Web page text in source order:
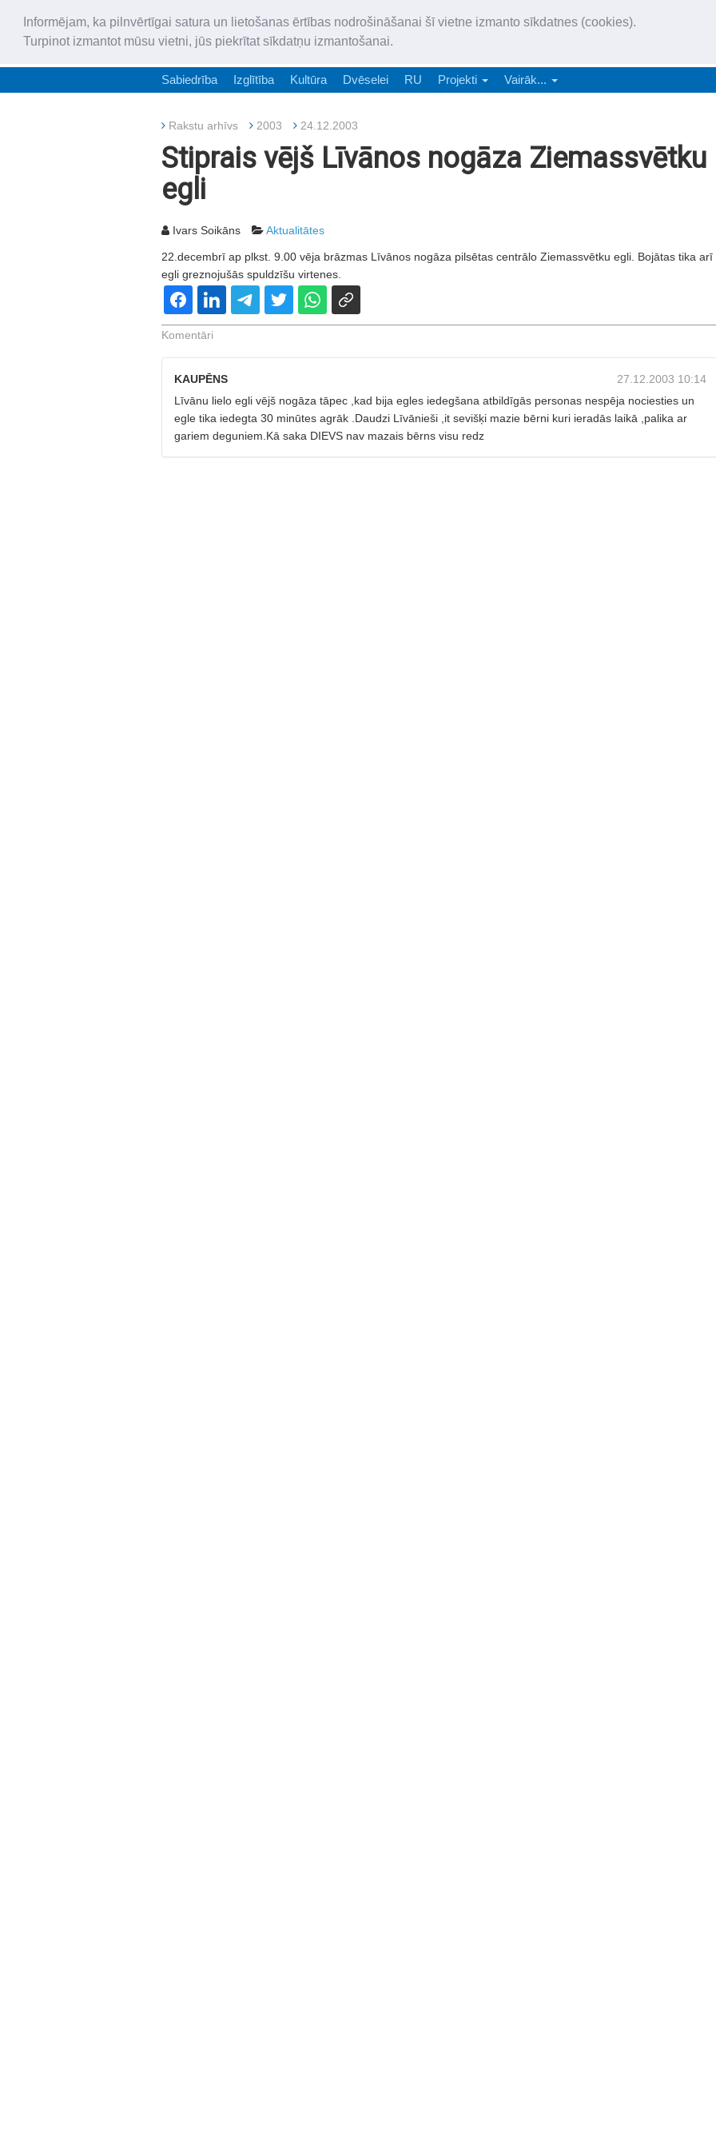
Informējam, ka pilnvērtīgai satura un lietošanas ērtības nodrošināšanai šī vietne izmanto sīkdatnes (cookies).
Turpinot izmantot mūsu vietni, jūs piekrītat sīkdatņu izmantošanai.
„Latgales Laiks” latviešu valodā aptver Daugavpils valstspilsētu,
Sabiedrība Izglītība Kultūra Dvēselei RU Projekti Vairāk...
Rakstu arhīvs 2003 24.12.2003
Stiprais vējš Līvānos nogāza Ziemassvētku
egli
Ivars Soikāns Aktualitātes
22.decembrī ap plkst. 9.00 vēja brāzmas Līvānos nogāza pilsētas centrālo Ziemassvētku egli. Bojātas tika arī
egli greznojušās spuldzīšu virtenes.
Komentāri
27.12.2003 10:14
KAUPĒNS
Līvānu lielo egli vējš nogāza tāpec ,kad bija egles iedegšana atbildīgās personas nespēja nociesties un
egle tika iedegta 30 minūtes agrāk .Daudzi Līvānieši ,it sevišķi mazie bērni kuri ieradās laikā ,palika ar
gariem deguniem.Kā saka DIEVS nav mazais bērns visu redz